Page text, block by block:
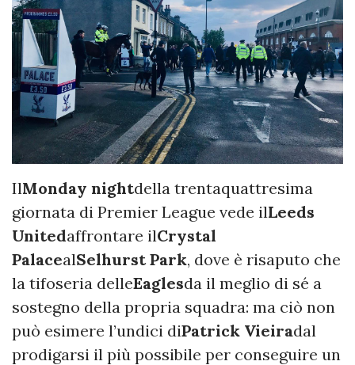
IlMonday nightdella trentaquattresima
giornata di Premier League vede ilLeeds
Unitedaffrontare ilCrystal
PalacealSelhurst Park, dove è risaputo che
la tifoseria delleEaglesda il meglio di sé a
sostegno della propria squadra: ma ciò non
può esimere l’undici diPatrick Vieiradal
prodigarsi il più possibile per conseguire un